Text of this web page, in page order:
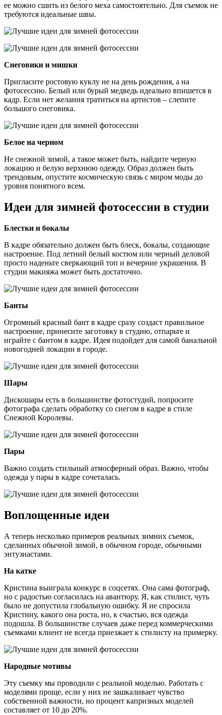
ее можно сшить из белого меха самостоятельно. Для съемок не
требуются идеальные швы.
Снеговики и мишки
Пригласите ростовую куклу не на день рождения, а на
фотосессию. Белый или бурый медведь идеально впишется в
кадр. Если нет желания тратиться на артистов – слепите
большого снеговика.
Белое на черном
Не снежной зимой, а такое может быть, найдите черную
локацию и белую верхнюю одежду. Образ должен быть
трендовым, опустите космическую связь с миром моды до
уровня понятного всем.
Идеи для зимней фотосессии в студии
Блестки и бокалы
В кадре обязательно должен быть блеск, бокалы, создающие
настроение. Под летний белый костюм или черный деловой
просто наденьте сверкающий топ и вечерние украшения. В
студии макияжа может быть достаточно.
Банты
Огромный красный бант в кадре сразу создаст правильное
настроение, принесите заготовку в студию, отпарьте и
играйте с бантом в кадре. Идея подойдет для самой банальной
новогодней локации в городе.
Шары
Дискошары есть в большинстве фотостудий, попросите
фотографа сделать обработку со снегом в кадре в стиле
Снежной Королевы.
Пары
Важно создать стильный атмосферный образ. Важно, чтобы
одежда у пары в кадре сочеталась.
Воплощенные идеи
А теперь несколько примеров реальных зимних съемок,
сделанных обычной зимой, в обычном городе, обычными
энтузиастами.
На катке
Кристина выиграла конкурс в соцсетях. Она сама фотограф,
но с радостью согласилась на авантюру. Я, как стилист, чуть
было не допустила глобальную ошибку. Я не спросила
Кристину, какого она роста, но, к счастью, вся одежда
подошла. В большинстве случаев даже перед коммерческими
съемками клиент не всегда приезжает к стилисту на примерку.
Народные мотивы
Эту съемку мы проводили с реальной моделью. Работать с
моделями проще, если у них не зашкаливает чувство
собственной важности, но процент капризных моделей
составляет от 10 до 20%.